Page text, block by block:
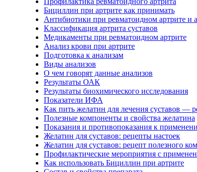
Бициллин при артрите как принимать
Антибиотики при ревматоидном артрите и
Классификация артрита суставов
Медикаменты при ревматоидном артрите
Анализ крови при артрите
Подготовка к анализам
Виды анализов
О чем говорят данные анализов
Результаты ОАК
Результаты биохимического исследования
Показатели ИФА
Как пить желатин для лечения суставов —
Полезные компоненты и свойства желатина
Показания и противопоказания к
Желатин для суставов: рецепты настоек
Желатин для суставов: рецепт полезного
Профилактические мероприятия с
Как использовать Бициллин при артрите